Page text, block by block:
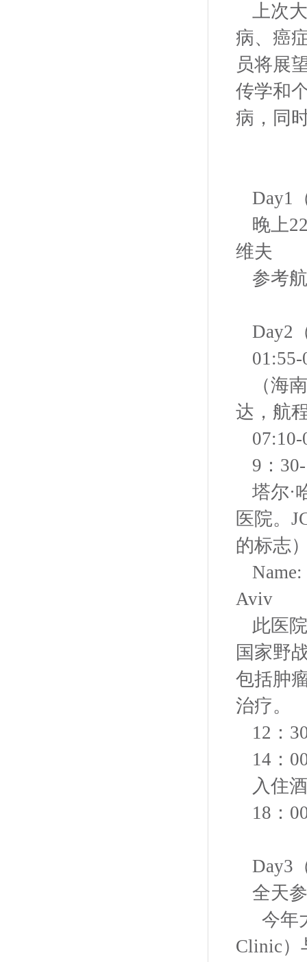
上次
病、癌
员将展
传学和
病，同
Day1
晚上
维夫
参考
Day2
（海
达，航
9：
塔尔·
医院。
的标志
Aviv
此医
国家野
包括肿
治疗。
12：
14：
入住
18：
Day3
全天
今年
Clinic）